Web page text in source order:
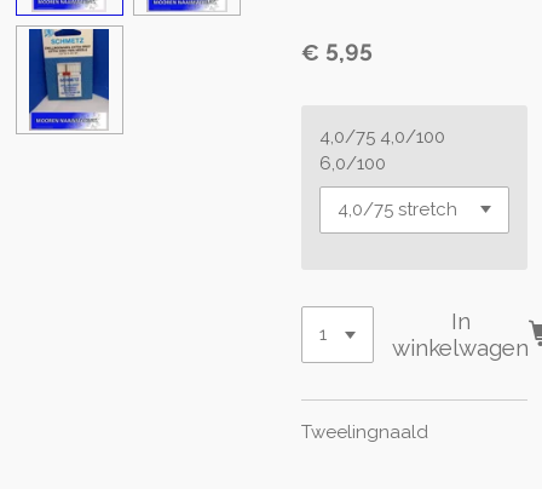
€ 5,95
4,0/75 4,0/100
6,0/100
In
winkelwagen
Tweelingnaald